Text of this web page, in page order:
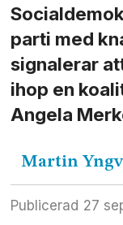
parti med
signalerar
ihop en
Angela
Martin
Publicerad
27